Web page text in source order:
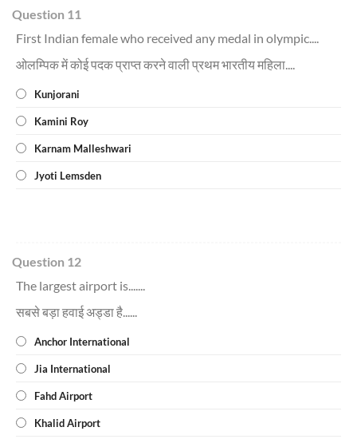
Question 11
First Indian female who received any medal in olympic....
ओलम्पिक में कोई पदक प्राप्त करने वाली प्रथम भारतीय महिला....
Kunjorani
Kamini Roy
Karnam Malleshwari
Jyoti Lemsden
Question 12
The largest airport is.......
सबसे बड़ा हवाई अड्डा है......
Anchor International
Jia International
Fahd Airport
Khalid Airport